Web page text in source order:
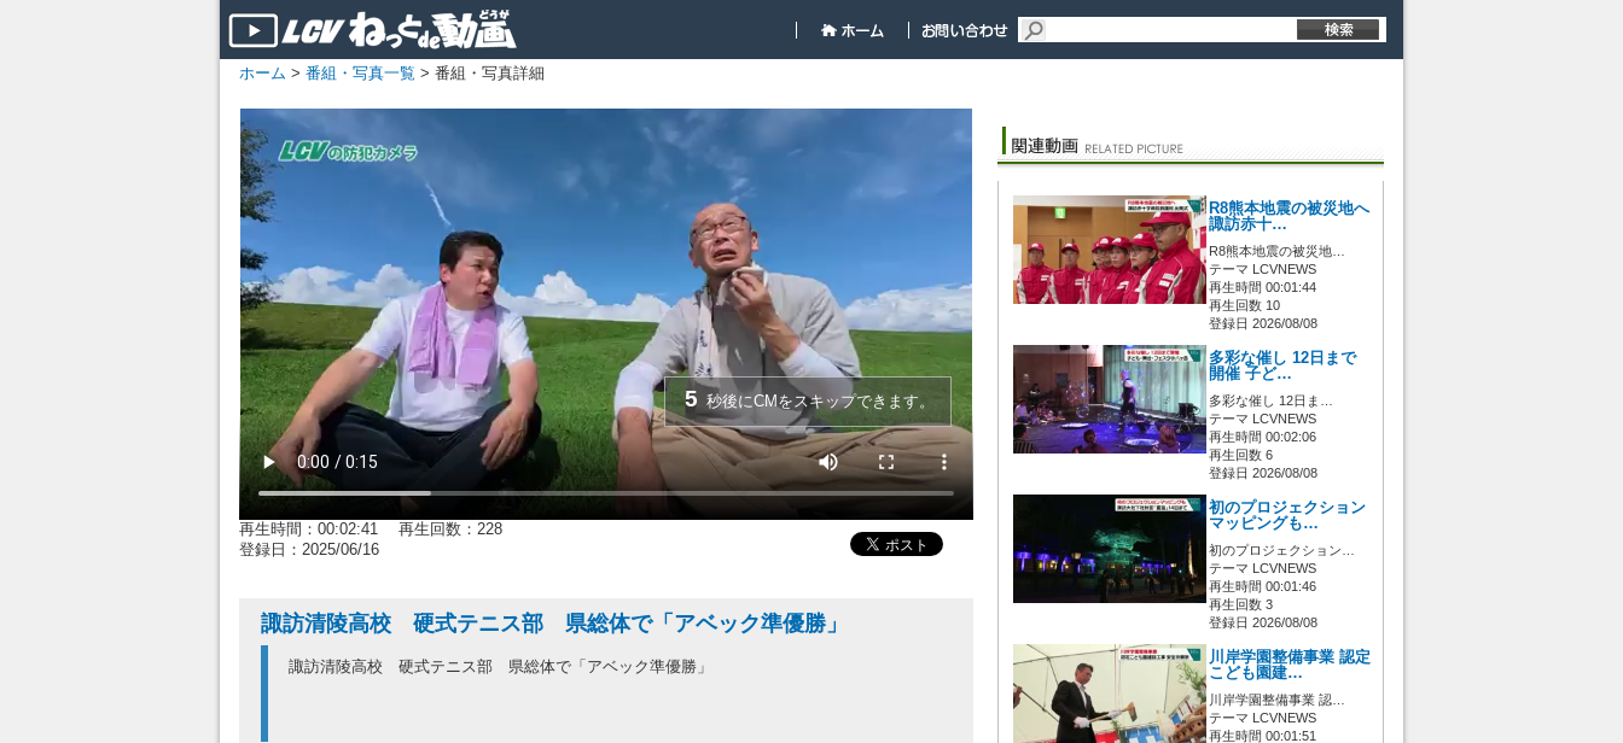
ホーム > 番組・写真一覧 > 番組・写真詳細
5 秒後にCMをスキップできます。
再生時間：00:02:41 再生回数：228
登録日：2025/06/16
諏訪清陵高校 硬式テニス部 県総体で「アベック準優勝」
諏訪清陵高校 硬式テニス部 県総体で「アベック準優勝」
R8熊本地震の被災地へ
諏訪赤十…
R8熊本地震の被災地…
テーマ LCVNEWS
再生時間 00:01:44
再生回数 10
登録日 2026/08/08
多彩な催し 12日まで
開催 子ど…
多彩な催し 12日ま…
テーマ LCVNEWS
再生時間 00:02:06
再生回数 6
登録日 2026/08/08
初のプロジェクション
マッピングも…
初のプロジェクション…
テーマ LCVNEWS
再生時間 00:01:46
再生回数 3
登録日 2026/08/08
川岸学園整備事業 認定
こども園建…
川岸学園整備事業 認…
テーマ LCVNEWS
再生時間 00:01:51